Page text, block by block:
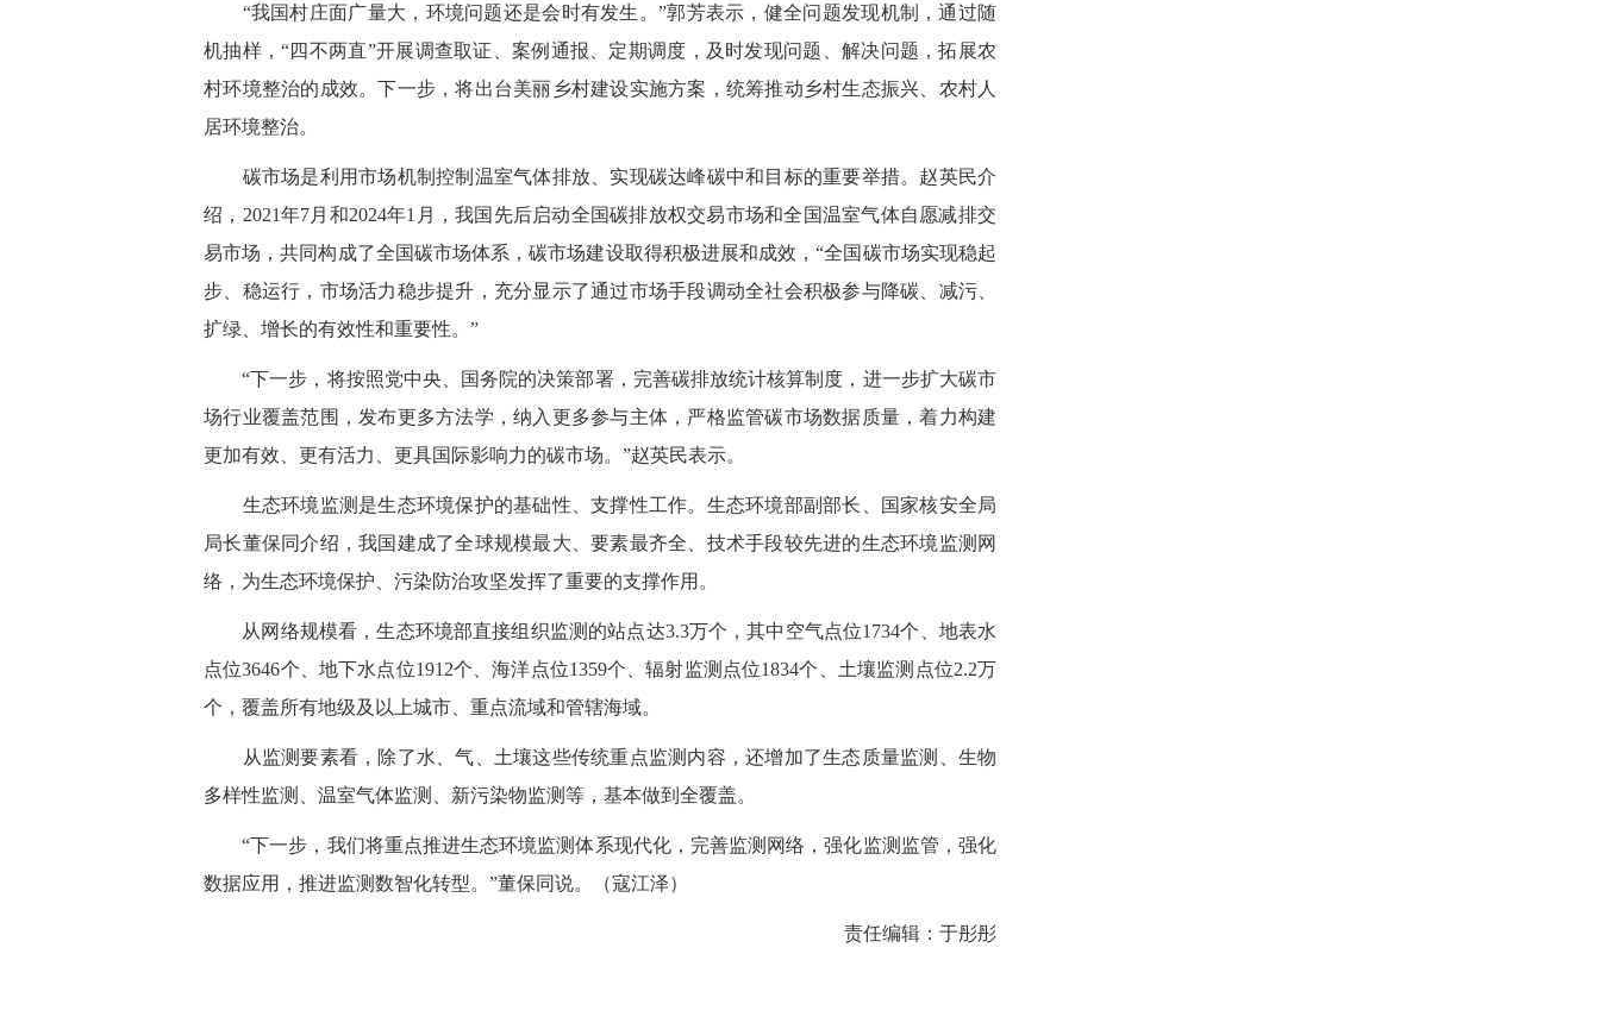
“我国村庄面广量大，环境问题还是会时有发生。”郭芳表示，健全问题发现机制，通过随
机抽样，“四不两直”开展调查取证、案例通报、定期调度，及时发现问题、解决问题，拓展农
村环境整治的成效。下一步，将出台美丽乡村建设实施方案，统筹推动乡村生态振兴、农村人
居环境整治。
碳市场是利用市场机制控制温室气体排放、实现碳达峰碳中和目标的重要举措。赵英民介
绍，2021年7月和2024年1月，我国先后启动全国碳排放权交易市场和全国温室气体自愿减排交
易市场，共同构成了全国碳市场体系，碳市场建设取得积极进展和成效，“全国碳市场实现稳起
步、稳运行，市场活力稳步提升，充分显示了通过市场手段调动全社会积极参与降碳、减污、
扩绿、增长的有效性和重要性。”
“下一步，将按照党中央、国务院的决策部署，完善碳排放统计核算制度，进一步扩大碳市
场行业覆盖范围，发布更多方法学，纳入更多参与主体，严格监管碳市场数据质量，着力构建
更加有效、更有活力、更具国际影响力的碳市场。”赵英民表示。
生态环境监测是生态环境保护的基础性、支撑性工作。生态环境部副部长、国家核安全局
局长董保同介绍，我国建成了全球规模最大、要素最齐全、技术手段较先进的生态环境监测网
络，为生态环境保护、污染防治攻坚发挥了重要的支撑作用。
从网络规模看，生态环境部直接组织监测的站点达3.3万个，其中空气点位1734个、地表水
点位3646个、地下水点位1912个、海洋点位1359个、辐射监测点位1834个、土壤监测点位2.2万
个，覆盖所有地级及以上城市、重点流域和管辖海域。
从监测要素看，除了水、气、土壤这些传统重点监测内容，还增加了生态质量监测、生物
多样性监测、温室气体监测、新污染物监测等，基本做到全覆盖。
“下一步，我们将重点推进生态环境监测体系现代化，完善监测网络，强化监测监管，强化
数据应用，推进监测数智化转型。”董保同说。（寇江泽）
责任编辑：于彤彤